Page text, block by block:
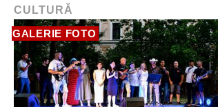
CULTURĂ
GALERIE FOTO